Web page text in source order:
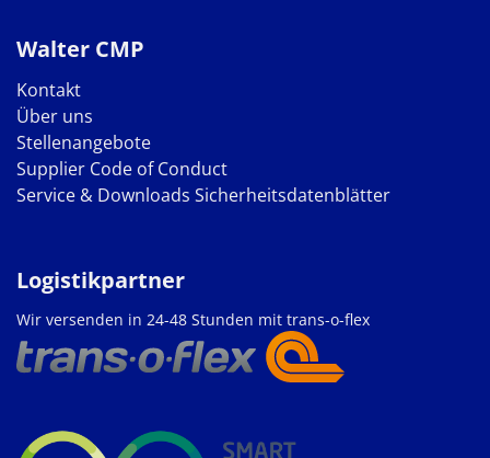
Walter CMP
Kontakt
Über uns
Stellenangebote
Supplier Code of Conduct
Service & Downloads Sicherheitsdatenblätter
Logistikpartner
Wir versenden in 24-48 Stunden mit trans-o-flex